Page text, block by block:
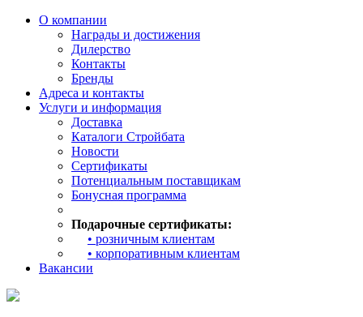
О компании
Награды и достижения
Дилерство
Контакты
Бренды
Адреса и контакты
Услуги и информация
Доставка
Каталоги Стройбата
Новости
Сертификаты
Потенциальным поставщикам
Бонусная программа
Подарочные сертификаты:
• розничным клиентам
• корпоративным клиентам
Вакансии